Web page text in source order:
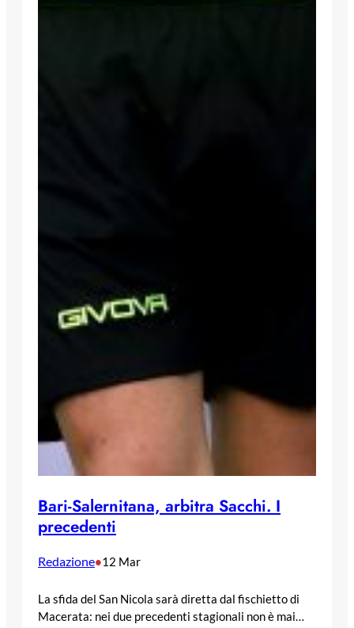
Bari-Salernitana, arbitra Sacchi. I
precedenti
Redazione•12 Mar
La sfida del San Nicola sarà diretta dal fischietto di
Macerata: nei due precedenti stagionali non è mai…